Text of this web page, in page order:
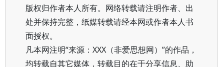
版权归作者本人所有。网络转载请注明作者、出
处并保持完整，纸媒转载请经本网或作者本人书
面授权。
凡本网注明“来源：XXX（非爱思想网）”的作品，
均转载自其它媒体，转载目的在于分享信息、助